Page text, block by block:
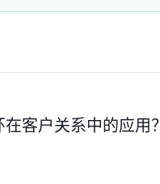
客户关系中的应用？